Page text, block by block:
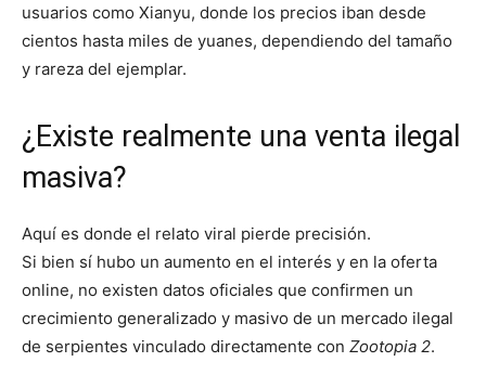
usuarios como Xianyu, donde los precios iban desde
cientos hasta miles de yuanes, dependiendo del tamaño
y rareza del ejemplar.
¿Existe realmente una venta ilegal
masiva?
Aquí es donde el relato viral pierde precisión.
Si bien sí hubo un aumento en el interés y en la oferta
online, no existen datos oficiales que confirmen un
crecimiento generalizado y masivo de un mercado ilegal
de serpientes vinculado directamente con Zootopia 2.